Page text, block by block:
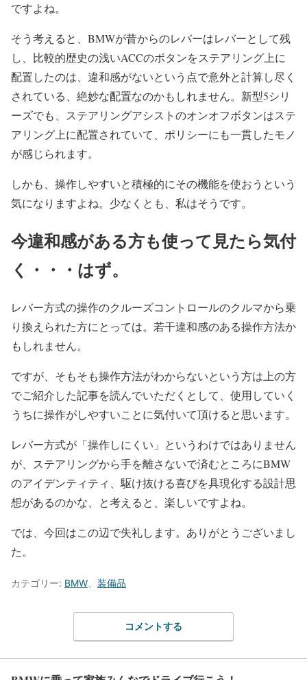
ですよね。
そう考えると、BMWが昔からのレバーはレバーとして残
し、比較的歴史の浅いACCのボタンをステアリング上に
配置したのは、違和感がないという点で意外と計算し尽く
されている、絶妙な配置なのかもしれません。新型5シリ
ーズでも、ステアリングアシストのオンオフボタンはステ
アリング上に配置されていて、ポリシーにも一貫したモノ
が感じられます。
しかも、操作しやすいと積極的にその機能を使おうという
気になりますよね。少なくとも、私はそうです。
今違和感がある方も使って見たら気付
く・・・はず。
レバー方式の操作のクルーズコントロールのクルマから乗
り換えられた方にとっては。若干違和感のある操作方法か
もしれません。
ですが、そもそも操作方法がわからないという方は上の方
でご紹介した記事を読んでいただくとして、使用していく
うちに操作がしやすいことに気付いて頂けると思います。
レバー方式が「操作しにくい」というわけではありません
が、ステアリングから手を離さないで済むところにBMW
のアイデンティティ、駆け抜ける喜びを具現化する設計思
想があるのかな、と考えると、楽しいですよね。
では、今回はこの辺で失礼します。ありがとうございまし
た。
カテゴリー: BMW 装備品
コメントする